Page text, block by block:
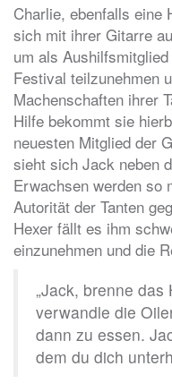
Charlie, ebenfalls eine
sich mit ihrer Gitarre
um als
Festival teilzunehmen
Machenschaften ihrer
Hilfe bekommt sie
neuesten Mitglied der
sieht sich Jack neben
Erwachsen werden so
Autorität der Tanten
Hexer fällt es ihm
einzunehmen und die
„Jack, brenne
verwandle die
dann zu essen.
dem du dich